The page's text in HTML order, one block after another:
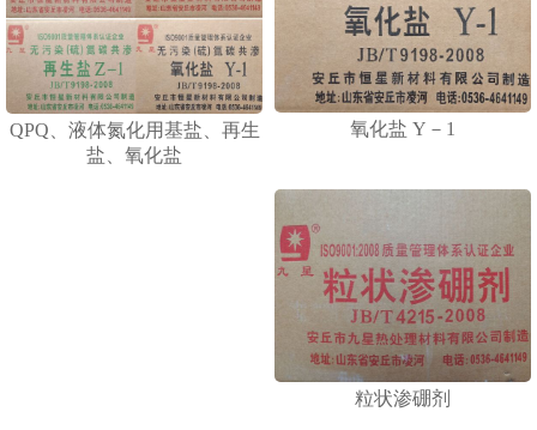
1 2 3
QPQ、液体氮化用基盐、再生
盐、氧化盐
氧化盐 Y－1
粒状渗硼剂